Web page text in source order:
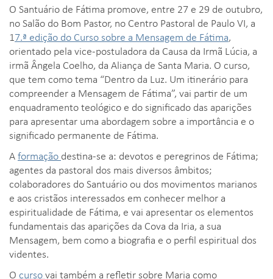
O Santuário de Fátima promove, entre 27 e 29 de outubro,
no Salão do Bom Pastor, no Centro Pastoral de Paulo VI, a
17.ª edição do Curso sobre a Mensagem de Fátima,
orientado pela vice-postuladora da Causa da Irmã Lúcia, a
irmã Ângela Coelho, da Aliança de Santa Maria. O curso,
que tem como tema “Dentro da Luz. Um itinerário para
compreender a Mensagem de Fátima”, vai partir de um
enquadramento teológico e do significado das aparições
para apresentar uma abordagem sobre a importância e o
significado permanente de Fátima.
Aformação destina-se a: devotos e peregrinos de Fátima;
agentes da pastoral dos mais diversos âmbitos;
colaboradores do Santuário ou dos movimentos marianos
e aos cristãos interessados em conhecer melhor a
espiritualidade de Fátima, e vai apresentar os elementos
fundamentais das aparições da Cova da Iria, a sua
Mensagem, bem como a biografia e o perfil espiritual dos
videntes.
O cursovai também a refletir sobre Maria como